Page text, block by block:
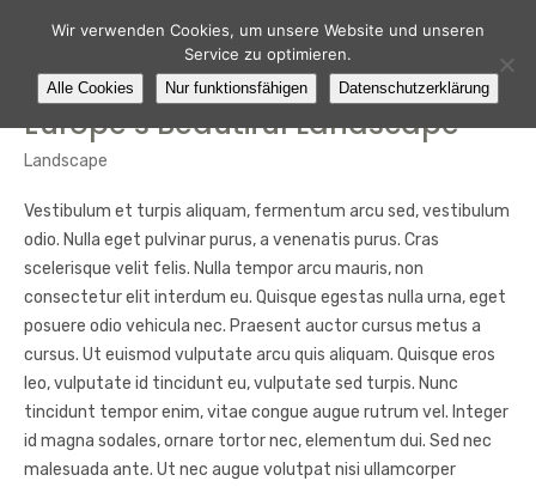
Europe’s Beautiful Landscape
Landscape
Vestibulum et turpis aliquam, fermentum arcu sed, vestibulum
odio. Nulla eget pulvinar purus, a venenatis purus. Cras
scelerisque velit felis. Nulla tempor arcu mauris, non
consectetur elit interdum eu. Quisque egestas nulla urna, eget
posuere odio vehicula nec. Praesent auctor cursus metus a
cursus. Ut euismod vulputate arcu quis aliquam. Quisque eros
leo, vulputate id tincidunt eu, vulputate sed turpis. Nunc
tincidunt tempor enim, vitae congue augue rutrum vel. Integer
id magna sodales, ornare tortor nec, elementum dui. Sed nec
malesuada ante. Ut nec augue volutpat nisi ullamcorper
Wir verwenden Cookies, um unsere Website und unseren
Service zu optimieren.
Alle Cookies Nur funktionsfähigen Datenschutzerklärung